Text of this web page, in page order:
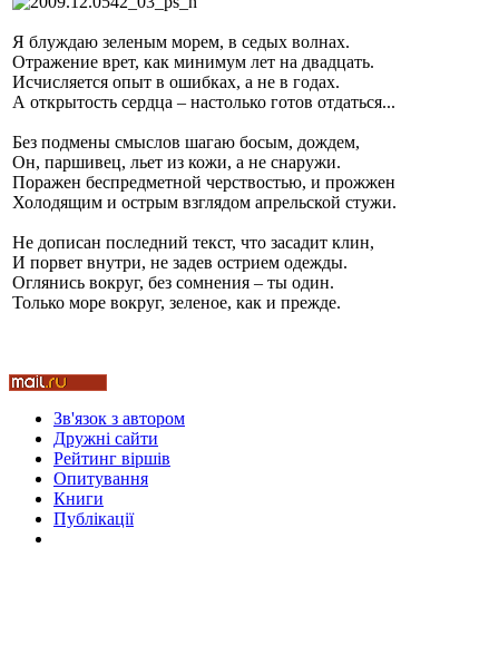
Стамбул 2010
Стамбул 2010
Я блуждаю зеленым морем, в седых волнах.
Отражение врет, как минимум лет на двадцать.
Исчисляется опыт в ошибках, а не в годах.
А открытость сердца – настолько готов отдаться...
Без подмены смыслов шагаю босым, дождем,
Он, паршивец, льет из кожи, а не снаружи.
Поражен беспредметной черствостью, и прожжен
Холодящим и острым взглядом апрельской стужи.
Не дописан последний текст, что засадит клин,
И порвет внутри, не задев острием одежды.
Оглянись вокруг, без сомнения – ты один.
Только море вокруг, зеленое, как и прежде.
Зв'язок з автором
Дружні cайти
Рейтинг віршів
Опитування
Книги
Публікації